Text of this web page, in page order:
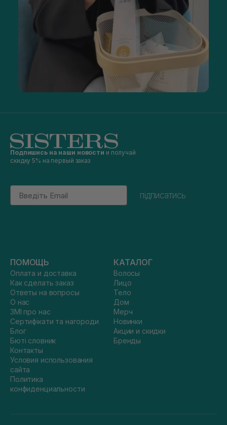
Подпишись на наши новости и получай
скидку 5% на первый заказ
Email
підписатись
ПОМОЩЬ
Оплата и доставка
Как сделать заказ
Ответы на вопросы
О нас
ЗМІ про нас
Сертифікати та нагороди
Блог
Бюті словник
Контакты
Условия использования
сайта
Политика
конфиденциальности
КАТАЛОГ
Волосы
Лицо
Тело
Дом
Мерч
Новинки
Акции и скидки
Бренды